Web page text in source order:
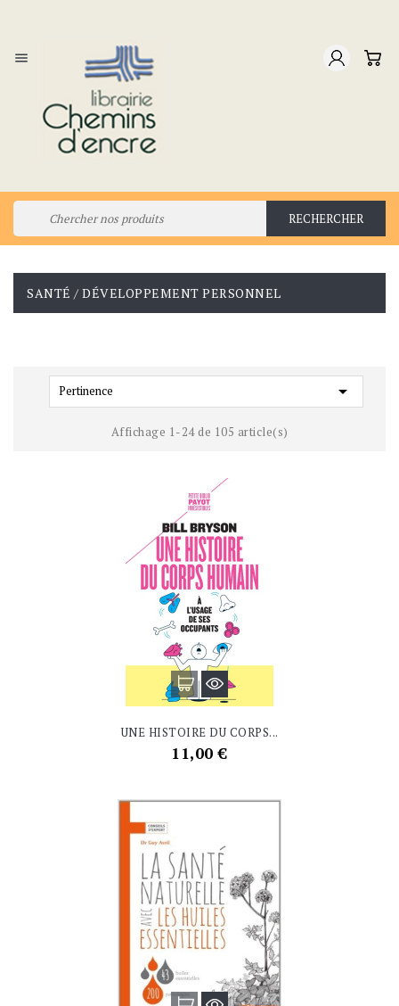

RECHERCHER
SANTÉ / DÉVELOPPEMENT PERSONNEL
Pertinence 
Affichage 1-24 de 105 article(s)
UNE HISTOIRE DU CORPS...
Prix
11,00 €